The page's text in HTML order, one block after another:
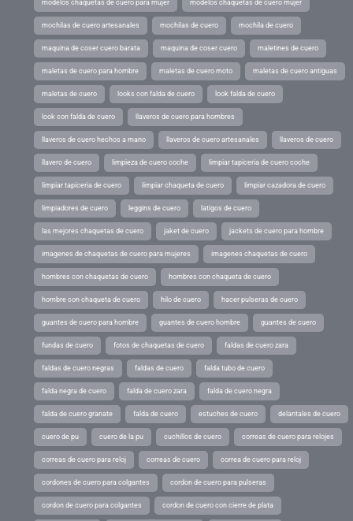
modelos chaquetas de cuero para mujer modelos chaquetas de cuero mujer
mochilas de cuero artesanales mochilas de cuero mochila de cuero
maquina de coser cuero barata maquina de coser cuero maletines de cuero
maletas de cuero para hombre maletas de cuero moto maletas de cuero antiguas
maletas de cuero looks con falda de cuero look falda de cuero
look con falda de cuero llaveros de cuero para hombres
llaveros de cuero hechos a mano llaveros de cuero artesanales llaveros de cuero
llavero de cuero limpieza de cuero coche limpiar tapiceria de cuero coche
limpiar tapiceria de cuero limpiar chaqueta de cuero limpiar cazadora de cuero
limpiadores de cuero leggins de cuero latigos de cuero
las mejores chaquetas de cuero jaket de cuero jackets de cuero para hombre
imagenes de chaquetas de cuero para mujeres imagenes chaquetas de cuero
hombres con chaquetas de cuero hombres con chaqueta de cuero
hombre con chaqueta de cuero hilo de cuero hacer pulseras de cuero
guantes de cuero para hombre guantes de cuero hombre guantes de cuero
fundas de cuero fotos de chaquetas de cuero faldas de cuero zara
faldas de cuero negras faldas de cuero falda tubo de cuero
falda negra de cuero falda de cuero zara falda de cuero negra
falda de cuero granate falda de cuero estuches de cuero delantales de cuero
cuero de pu cuero de la pu cuchillos de cuero correas de cuero para relojes
correas de cuero para reloj correas de cuero correa de cuero para reloj
cordones de cuero para colgantes cordon de cuero para pulseras
cordon de cuero para colgantes cordon de cuero con cierre de plata